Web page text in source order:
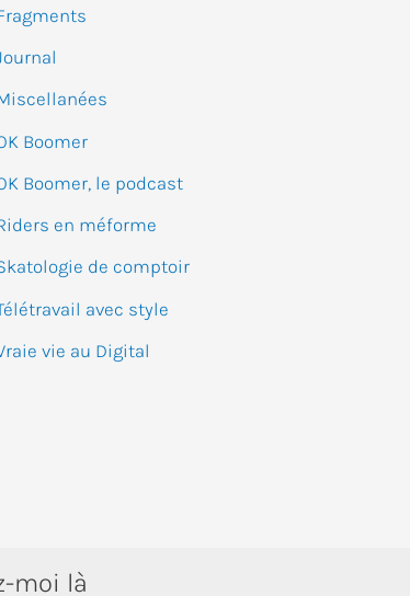
r
Boomer
Boomer, le podcast
en méforme
de comptoir
avec style
vie au Digital
moi là